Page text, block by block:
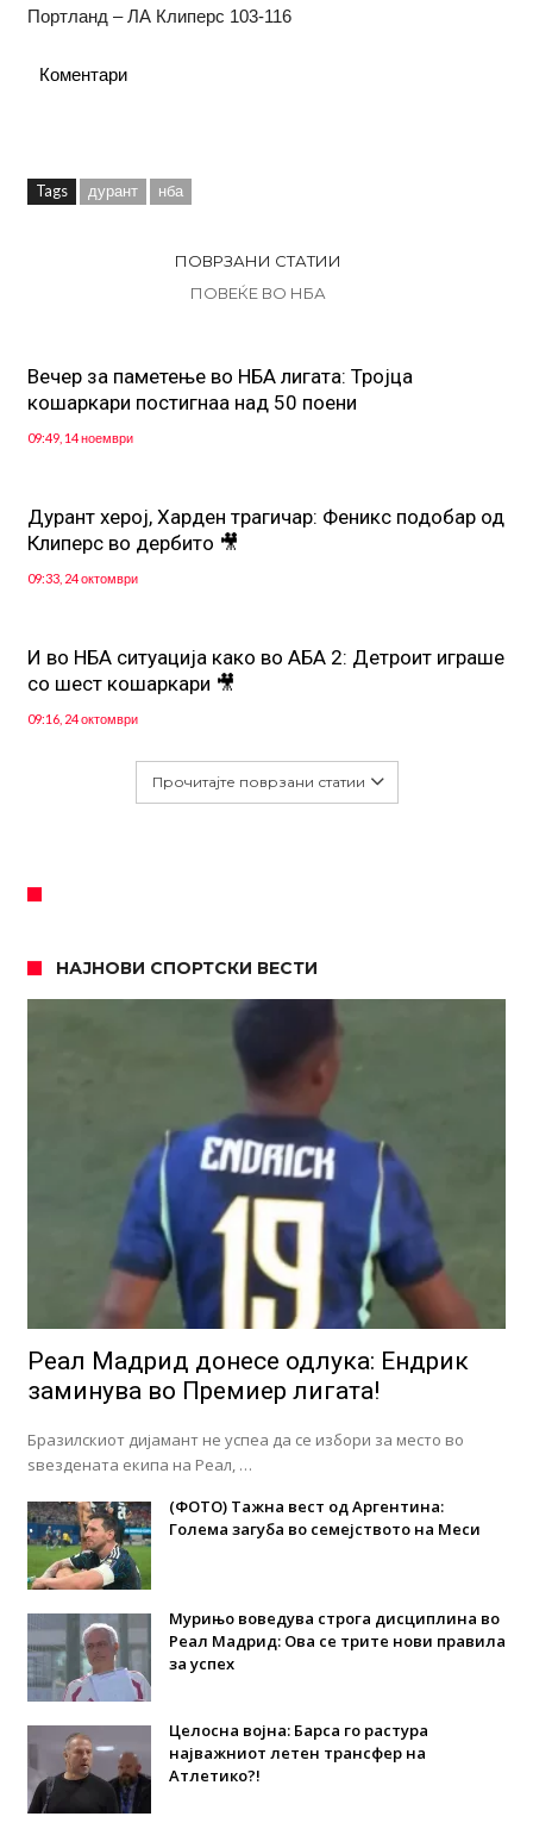
Портланд – ЛА Клиперс 103-116
Коментари
Tags дурант нба
ПОВРЗАНИ СТАТИИ
ПОВЕЌЕ ВО НБА
Вечер за паметење во НБА лигата: Тројца
кошаркари постигнаа над 50 поени
09:49, 14 ноември
Дурант херој, Харден трагичар: Феникс подобар од
Клиперс во дербито 🎥
09:33, 24 октомври
И во НБА ситуација како во АБА 2: Детроит играше
со шест кошаркари 🎥
09:16, 24 октомври
Прочитајте поврзани статии
НАЈНОВИ СПОРТСКИ ВЕСТИ
Реал Мадрид донесе одлука: Eндрик
заминува во Премиер лигата!
Бразилскиот дијамант не успеа да се избори за место во
ѕвездената екипа на Реал, …
(ФОТО) Тажна вест од Аргентина:
Голема загуба во семејството на Меси
Мурињо воведува строга дисциплина во
Реал Мадрид: Ова се трите нови правила
за успех
Целосна војна: Барса го растура
најважниот летен трансфер на
Атлетико?!